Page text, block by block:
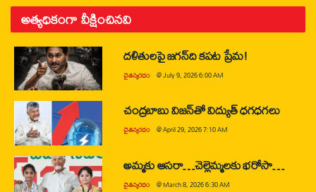
అత్యధికంగా వీక్షించినవి
దళితులపై జగన్‌ది కపట ప్రేమ!
చైతన్యరధం @July 9, 2026 6:00 AM
చంద్రబాబు విజన్‌తో విద్యుత్ ధగధగలు
చైతన్యరధం @April 29, 2026 7:10 AM
అమ్మకు ఆసరా…చెల్లెమ్మలకు భరోసా…
చైతన్యరధం @March 8, 2026 6:30 AM